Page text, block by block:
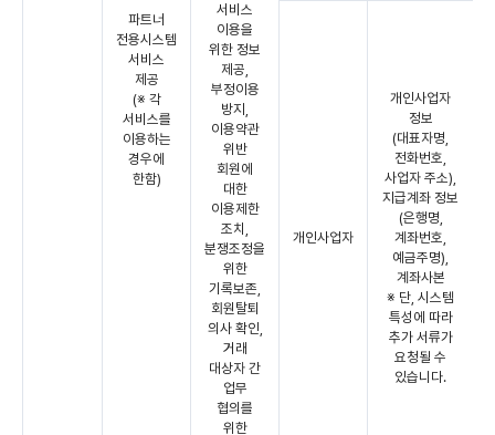
파트너
전용시스템
서비스
제공
(※ 각
서비스를
이용하는
경우에
한함)
서비스
이용을
위한 정보
제공,
부정이용
방지,
이용약관
위반
회원에
대한
이용제한
조치,
분쟁조정을
위한
기록보존,
회원탈퇴
의사 확인,
거래
대상자 간
업무
협의를
위한
개인사업자
개인사업자
정보
(대표자명,
전화번호,
사업자 주소),
지급계좌 정보
(은행명,
계좌번호,
예금주명),
계좌사본
※ 단, 시스템
특성에 따라
추가 서류가
요청될 수
있습니다.